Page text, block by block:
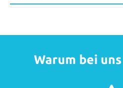
Warum bei